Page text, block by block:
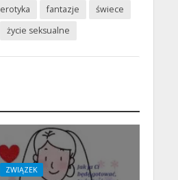
erotyka fantazje
świece
życie seksualne
ZWIĄZEK